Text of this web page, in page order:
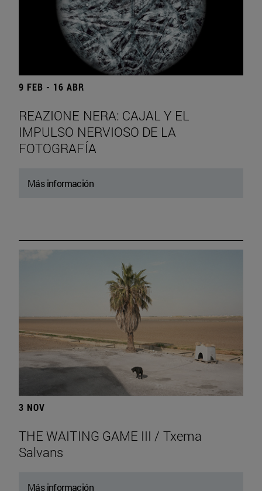
9 FEB - 16 ABR
REAZIONE NERA: CAJAL Y EL
IMPULSO NERVIOSO DE LA
FOTOGRAFÍA
Más información
3 NOV
THE WAITING GAME III / Txema
Salvans
Más información